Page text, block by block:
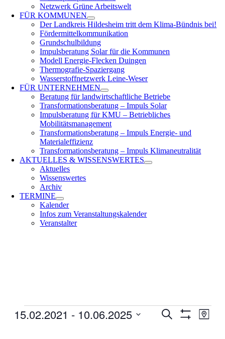
Netzwerk Grüne Arbeitswelt
FÜRKOMMUNEN
Der Landkreis Hildesheim tritt dem Klima-Bündnis bei!
Fördermittelkommunikation
Grundschulbildung
Impulsberatung Solar für die Kommunen
Modell Energie-Flecken Duingen
Thermografie-Spaziergang
Wasserstoffnetzwerk Leine-Weser
FÜRUNTERNEHMEN
Beratung für landwirtschaftliche Betriebe
Transformationsberatung – Impuls Solar
Impulsberatung für KMU – Betriebliches
Mobilitätsmanagement
Transformationsberatung – Impuls Energie- und
Materialeffizienz
Transformationsberatung – Impuls Klimaneutralität
AKTUELLES &WISSENSWERTES
Aktuelles
Wissenswertes
Archiv
TERMINE
Kalender
Infos zum Veranstaltungskalender
Veranstalter
Veranstaltungen
Suche
Karte
15.02.2021 - 10.06.2025